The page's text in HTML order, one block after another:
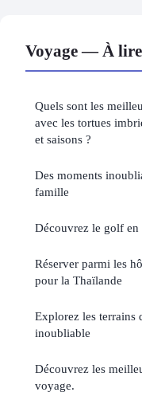
Voyage — À
Quels sont les
avec les tortues
et saisons ?
Des moments
famille
Découvrez le golf en
Réserver parmi les
pour la Thaïlande
Explorez les terrains
inoubliable
Découvrez les
voyage.